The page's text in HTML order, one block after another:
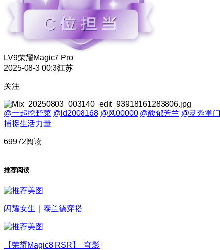
LV9荣耀Magic7 Pro
2025-08-3 00:34江苏
关注
@一起挖野菜 @ld2008168 @风00000 @馥郁芳兰 @灵秀掌门
捕捉生活力量
69972阅读
推荐阅读
闪耀女生｜泰兰德穿搭
【荣耀Magic8 RSR】 穹影